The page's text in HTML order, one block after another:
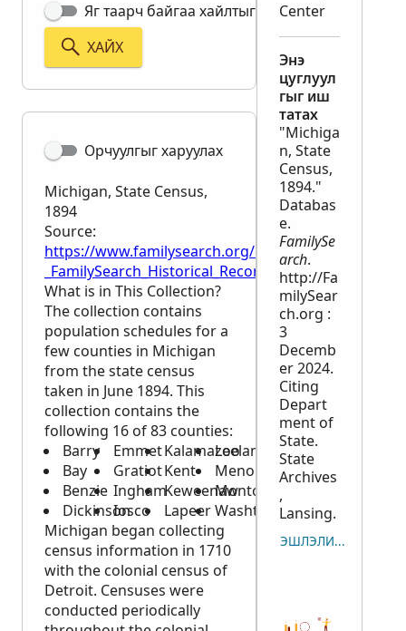
Яг таарч байгаа хайлтыг харуулах
ХАЙХ
Орчуулгыг харуулах
Michigan, State Census,
1894
Source:
https://www.familysearch.org/en/wiki/
_FamilySearch_Historical_Records
What is in This Collection?
The collection contains
population schedules for a
few counties in Michigan
from the state census
taken in June 1894. This
collection contains the
following 16 of 83 counties:
Barry
Bay
Benzie
Dickinson
Emmet
Gratiot
Ingham
Iosco
Kalamazoo
Kent
Keweenaw
Lapeer
Leelanau
Menominee
Montcalm
Washtenaw
Michigan began collecting
census information in 1710
with the colonial census of
Detroit. Censuses were
conducted periodically
Center
Энэ
цуглуул
гыг иш
татах
"Michiga
n, State
Census,
1894."
Databas
e.
FamilySe
arch.
http://Fa
milySear
ch.org :
3
Decemb
er 2024.
Citing
Depart
ment of
State.
State
Archives
,
Lansing.
ЭШЛЭЛИЙГ